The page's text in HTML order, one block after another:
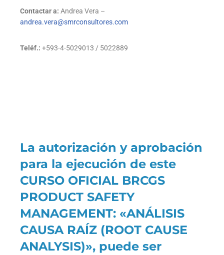
Contactar a: Andrea Vera –
andrea.vera@smrconsultores.com
Teléf.: +593-4-5029013 / 5022889
La autorización y aprobación
para la ejecución de este
CURSO OFICIAL BRCGS
PRODUCT SAFETY
MANAGEMENT: «ANÁLISIS
CAUSA RAÍZ (ROOT CAUSE
ANALYSIS)», puede ser